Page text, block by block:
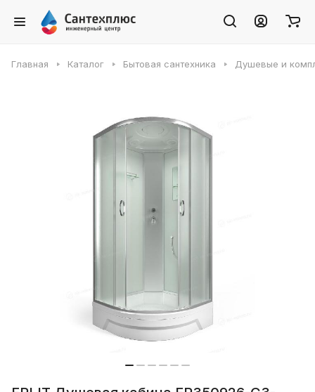
Главная Каталог Бытовая сантехника Душевые и